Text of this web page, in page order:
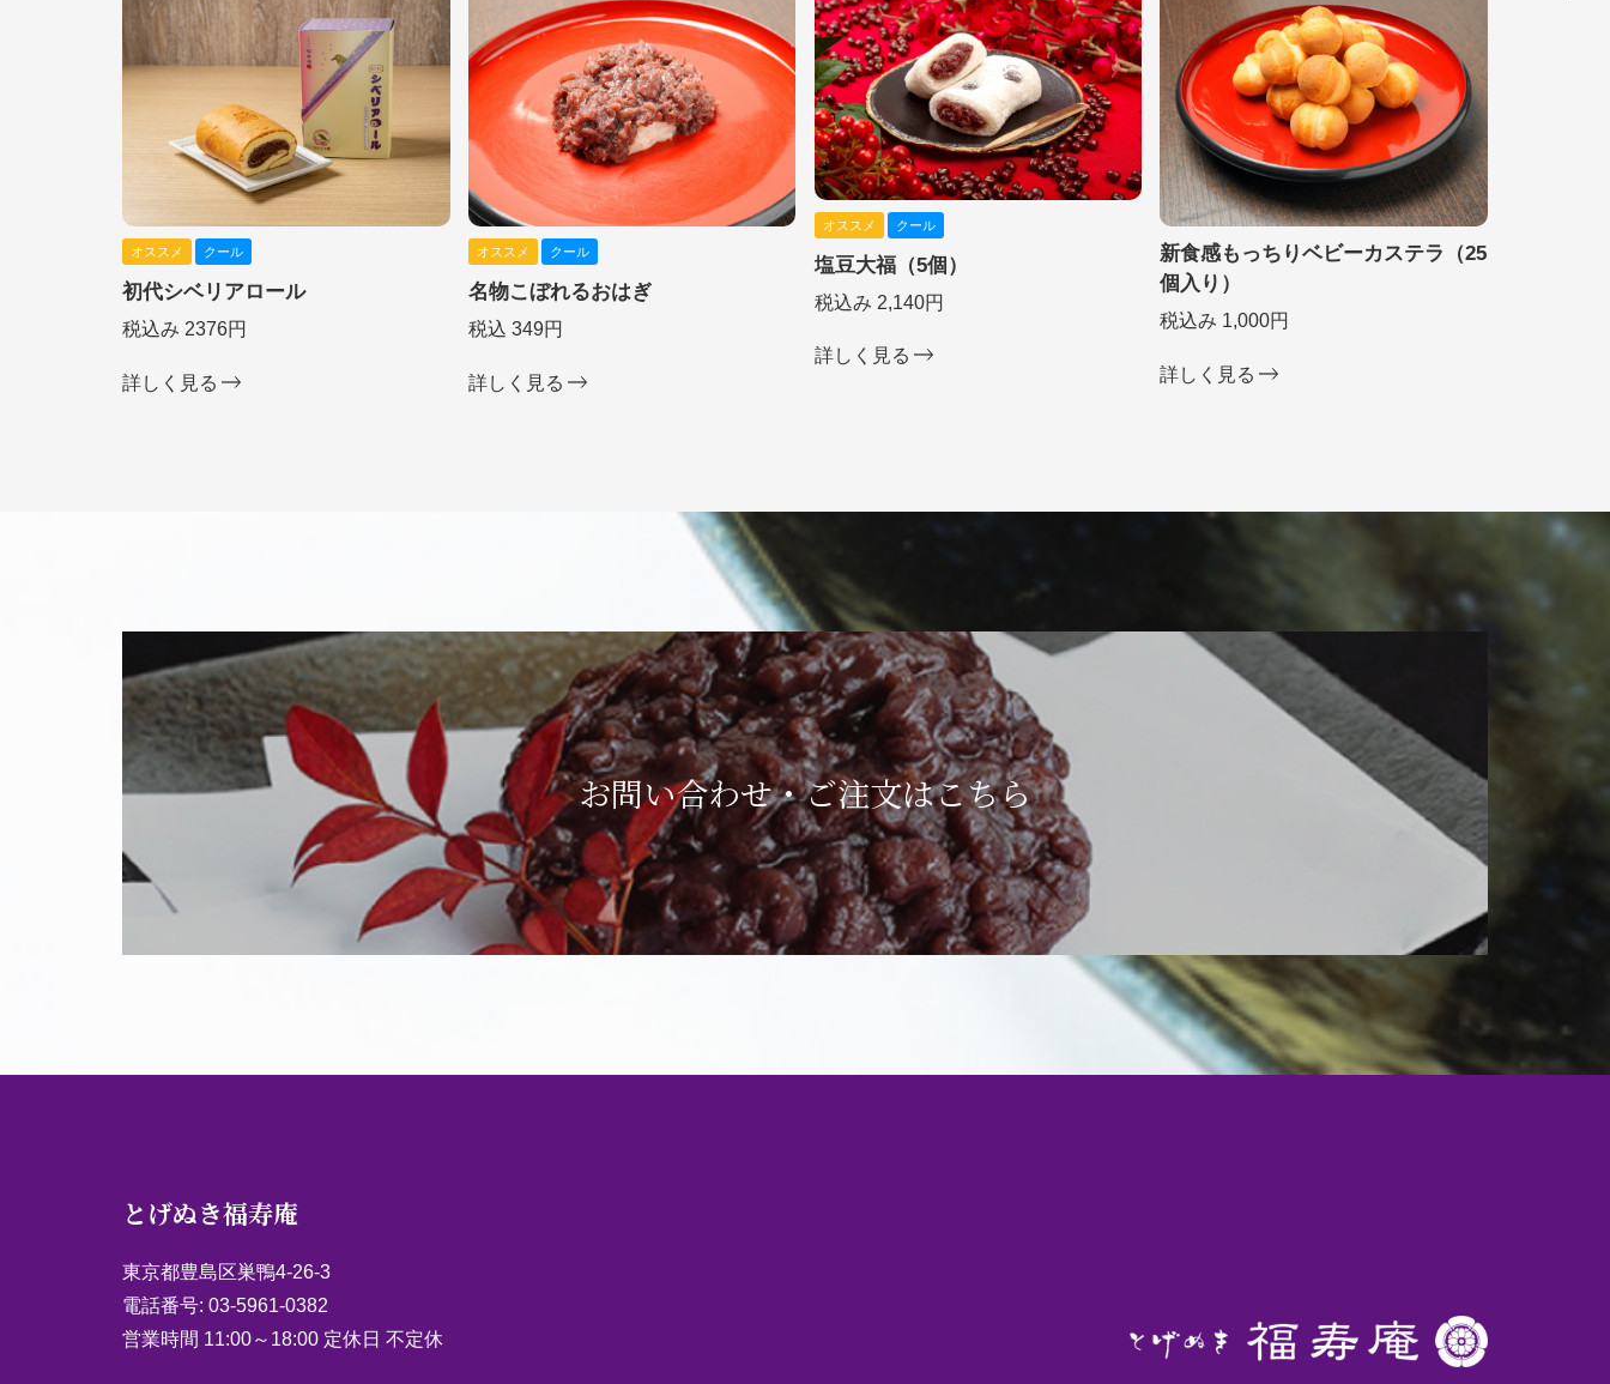
オススメ クール
初代シベリアロール
税込み 2376円
詳しく見る
オススメ クール
名物こぼれるおはぎ
税込 349円
詳しく見る
オススメ クール
塩豆大福（5個）
税込み 2,140円
詳しく見る
新食感もっちりベビーカステラ（25
個入り）
税込み 1,000円
詳しく見る
お問い合わせ・ご注文はこちら
とげぬき福寿庵
東京都豊島区巣鴨4-26-3
電話番号: 03-5961-0382
営業時間 11:00～18:00 定休日 不定休